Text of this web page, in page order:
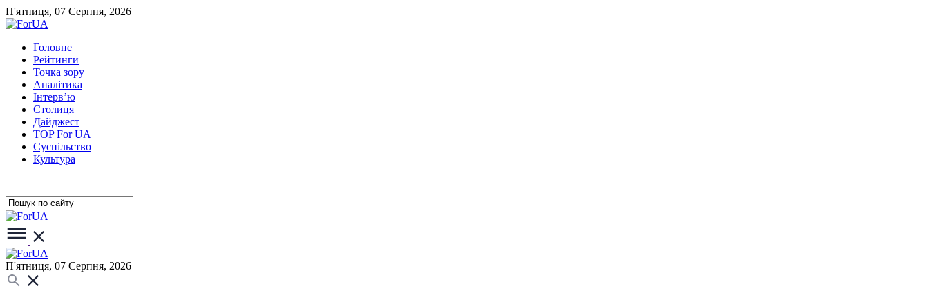
П'ятниця, 07 Серпня, 2026
Головне
Рейтинги
Точка зору
Аналітика
Інтерв’ю
Столиця
Дайджест
TOP For UA
Суспiльство
Культура
П'ятниця, 07 Серпня, 2026